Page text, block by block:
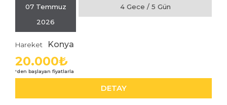
İNCELE
07 Temmuz
2026
4 Gece / 5 Gün
Hareket Konya
20.000₺
DETAY